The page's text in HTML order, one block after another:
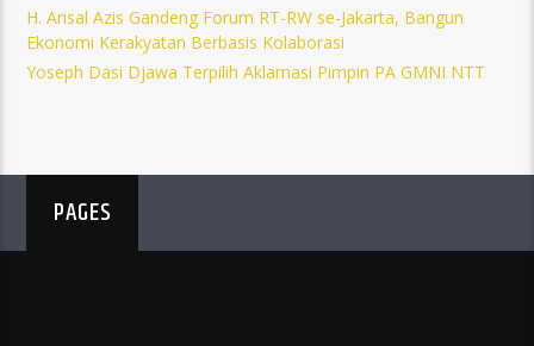
H. Arisal Azis Gandeng Forum RT-RW se-Jakarta, Bangun
Ekonomi Kerakyatan Berbasis Kolaborasi
Yoseph Dasi Djawa Terpilih Aklamasi Pimpin PA GMNI NTT
PAGES